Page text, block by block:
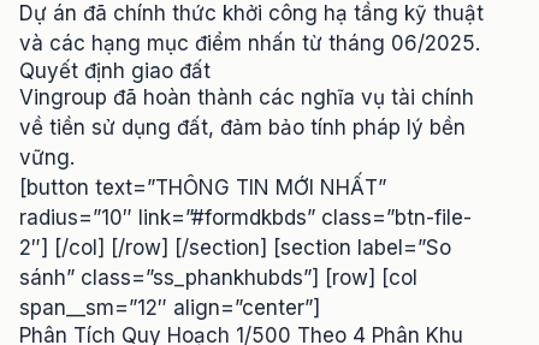
Dự án đã chính thức khởi công hạ tầng kỹ thuật
và các hạng mục điểm nhấn từ tháng 06/2025.
Quyết định giao đất
Vingroup đã hoàn thành các nghĩa vụ tài chính
về tiền sử dụng đất, đảm bảo tính pháp lý bền
vững.
[button text=”THÔNG TIN MỚI NHẤT”
radius=”10″ link=”#formdkbds” class=”btn-file-
2″] [/col] [/row] [/section] [section label=”So
sánh” class=”ss_phankhubds”] [row] [col
span__sm=”12″ align=”center”]
Phân Tích Quy Hoạch 1/500 Theo 4 Phân Khu